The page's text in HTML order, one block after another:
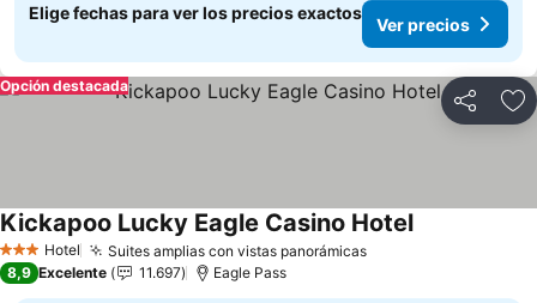
Elige fechas para ver los precios exactos
Ver precios
Compartir
Opción destacada
3 Estrellas
Hotel Suites amplias con vistas panorámicas
Kickapoo Lucky Eagle Casino Hotel
8,9 Excelente 11.697 Eagle Pass